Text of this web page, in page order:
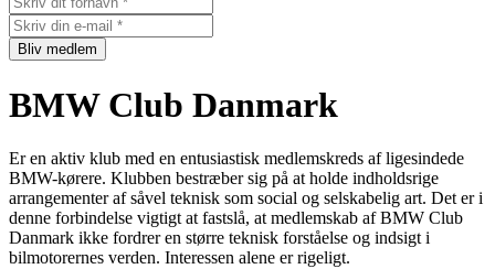
Bliv medlem
BMW Club Danmark
Er en aktiv klub med en entusiastisk medlemskreds af ligesindede
BMW-kørere. Klubben bestræber sig på at holde indholdsrige
arrangementer af såvel teknisk som social og selskabelig art. Det er i
denne forbindelse vigtigt at fastslå, at medlemskab af BMW Club
Danmark ikke fordrer en større teknisk forståelse og indsigt i
bilmotorernes verden. Interessen alene er rigeligt.